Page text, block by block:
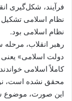
فرآیند، شکل‌گیری
نظام اسلامی تشکیل
نظام اسلامی بود.
رهبر انقلاب،
دولت اسلامی»
کاملاً اسلامی
محقق نشده است،
این صورت، موضوع